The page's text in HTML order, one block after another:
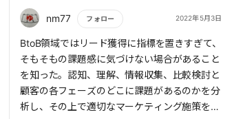
くに「営業企画部門」に刺さる特長を備えてお
あることが判明した。そこで「営業企画部門」
にターゲットを絞り、機能「F」を前面に押し
出したプロモーション活動を展開していくこと
にした。
nm77 フォロー 2022年5月3日
もっと読む
BtoB領域ではリード獲得に指標を置きすぎて、
そもそもの課題感に気づけない場合があること
を知った。認知、理解、情報収集、比較検討と
顧客の各フェーズのどこに課題があるのかを分
析し、その上で適切なマーケティング施策を講